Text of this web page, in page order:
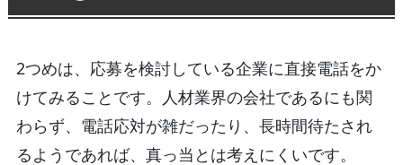
2つめは、応募を検討している企業に直接電話をか
けてみることです。人材業界の会社であるにも関
わらず、電話応対が雑だったり、長時間待たされ
るようであれば、真っ当とは考えにくいです。